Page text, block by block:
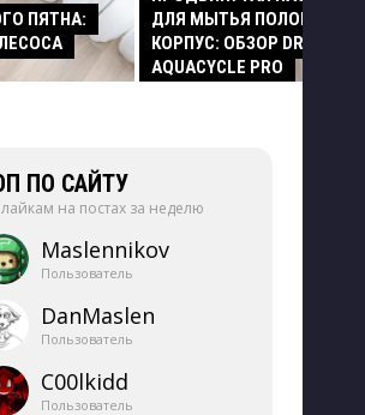
ПЯТНА:
ДЛЯ МЫТЬЯ ПОЛОВ И
КОРПУС: ОБЗОР DREAME
AQUACYCLE PRO
ПО САЙТУ
на постах за неделю
Maslennikov
Пользователь
DanMaslen
Пользователь
C00lkidd
Пользователь